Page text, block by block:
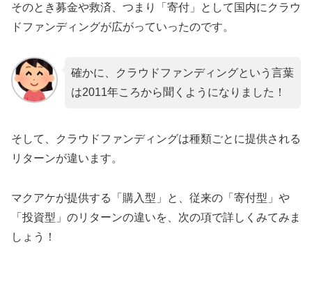
そのとき募金や救済、つまり「寄付」として国内にクラウ
ドファンディングが広がっていったのです。
確かに、クラウドファンディングという言葉
は2011年ころから聞くようになりました！
そして、クラウドファンディングは種類ごとに提供される
リターンが違います。
マクアケが提供する「購入型」と、従来の「寄付型」や
「投資型」のリターンの違いを、次の項で詳しくみてみま
しょう！